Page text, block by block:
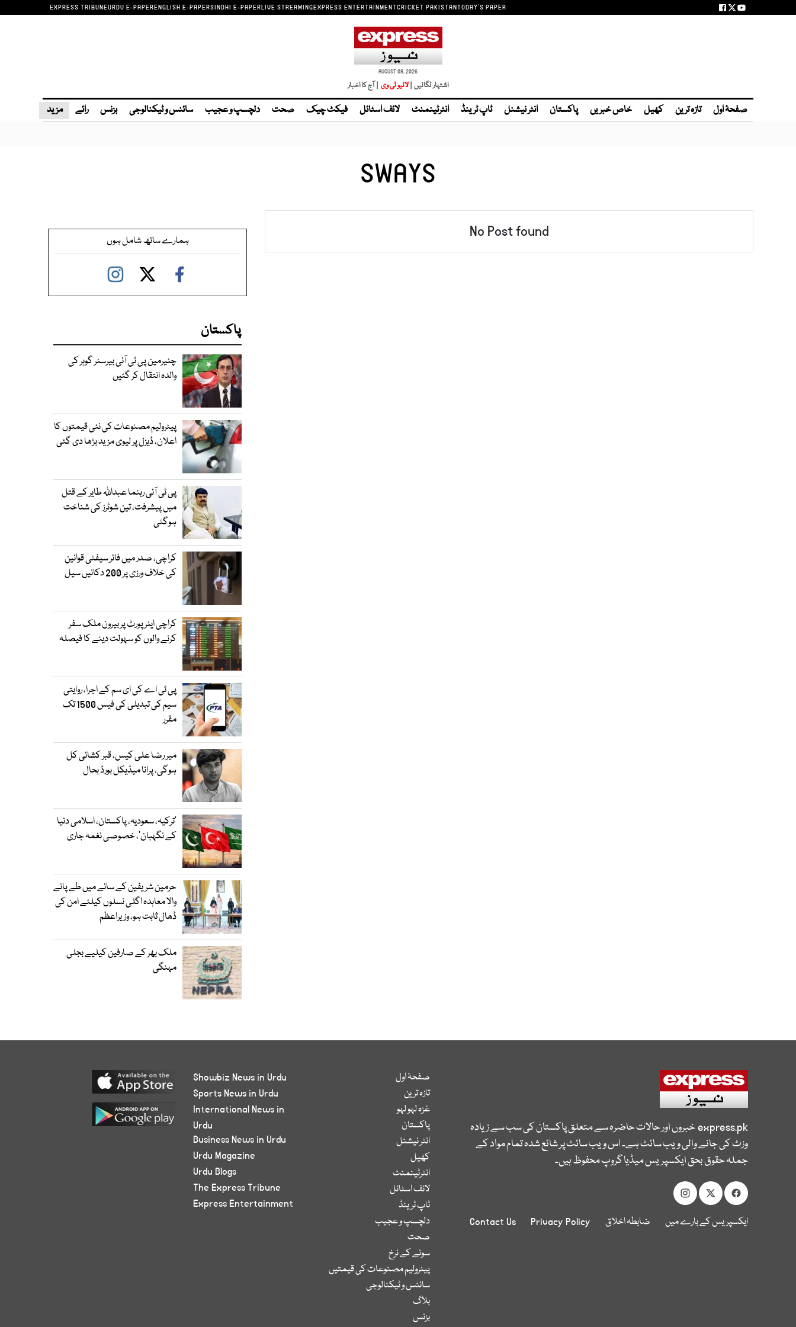
EXPRESS TRIBUNEURDU E-PAPERENGLISH E-PAPERSINDHI E-PAPERLIVE STREAMINGEXPRESS ENTERTAINMENTCRICKET PAKISTANTODAY'S PAPER
AUGUST 08, 2026
اشتہار لگائیں | | آج کا اخبار
صفحۂ اول تازہ ترین کھیل خاص خبریں پاکستان انٹر نیشنل ٹاپ ٹرینڈ انٹرٹینمنٹ لائف اسٹائل فیکٹ چیک صحت دلچسپ و عجیب سائنس و ٹیکنالوجی بزنس رائے مزید
SWAYS
No Post found ہمارے ساتھ شامل ہوں
پاکستان
چئیرمین پی ٹی آئی بیرسٹر گوہر کی
والدہ انتقال کر گئیں
پیٹرولیم مصنوعات کی نئی قیمتوں کا
اعلان، ڈیزل پر لیوی مزید بڑھا دی گئی
پی ٹی آئی رہنما عبداللہ طایر کے قتل
میں پیشرفت، تین شوٹرز کی شناخت
ہوگئی
کراچی، صدر میں فائر سیفٹی قوانین
کی خلاف ورزی پر 200 دکانیں سیل
کراچی ایئرپورٹ پر بیرون ملک سفر
کرنے والوں کو سہولت دینے کا فیصلہ
پی ٹی اے کی ای سم کے اجرا، روایتی
سیم کی تبدیلی کی فیس 1500 تک
مقرر
میر رضا علی کیس، قبر کشائی کل
ہوگی، پرانا میڈیکل بورڈ بحال
‘ترکیہ، سعودیہ، پاکستان، اسلامی دنیا
کے نگہبان’، خصوصی نغمہ جاری
حرمین شریفین کے سائے میں طے پانے
والا معاہدہ اگلی نسلوں کیلئے امن کی
ڈھال ثابت ہو، وزیراعظم
ملک بھر کے صارفین کیلیے بجلی
مہنگی
express.pkخبروں اور حالات حاضرہ سے متعلق پاکستان کی سب سے زیادہ
وزٹ کی جانے والی ویب سائٹ ہے۔ اس ویب سائٹ پر شائع شدہ تمام مواد کے
جملہ حقوق بحق ایکسپریس میڈیا گروپ محفوظ ہیں۔
ایکسپریس کے بارے میں ضابطہ اخلاق Privacy Policy
Contact Us
صفحۂ اول
تازہ ترین
غزہ لہو لہو
پاکستان
انٹر نیشنل
کھیل
انٹرٹینمنٹ
لائف اسٹائل
ٹاپ ٹرینڈ
دلچسپ و عجیب
صحت
سونے کے نرخ
پیٹرولیم مصنوعات کی قیمتیں
سائنس و ٹیکنالوجی
بلاگ
بزنس
Showbiz News in Urdu
Sports News in Urdu
International News in
Urdu
Business News in Urdu
Urdu Magazine
Urdu Blogs
The Express Tribune
Express Entertainment